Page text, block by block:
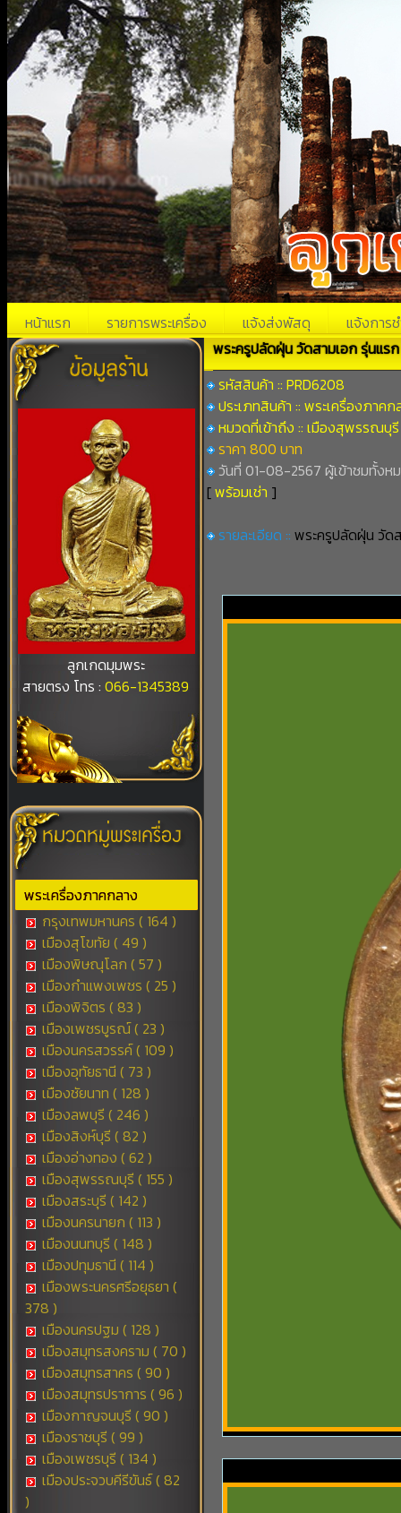
หน้าแรก รายการพระเครื่อง แจ้งส่งพัสดุ แจ้งการช
ลูกเกดมุมพระ
สายตรง โทร :066-1345389
พระเครื่องภาคกลาง
กรุงเทพมหานคร ( 164 )
เมืองสุโขทัย ( 49 )
เมืองพิษณุโลก ( 57 )
เมืองกำแพงเพชร ( 25 )
เมืองพิจิตร ( 83 )
เมืองเพชรบูรณ์ ( 23 )
เมืองนครสวรรค์ ( 109 )
เมืองอุทัยธานี ( 73 )
เมืองชัยนาท ( 128 )
เมืองลพบุรี ( 246 )
เมืองสิงห์บุรี ( 82 )
เมืองอ่างทอง ( 62 )
เมืองสุพรรณบุรี ( 155 )
เมืองสระบุรี ( 142 )
เมืองนครนายก ( 113 )
เมืองนนทบุรี ( 148 )
เมืองปทุมธานี ( 114 )
เมืองพระนครศรีอยุธยา (
378 )
เมืองนครปฐม ( 128 )
เมืองสมุทรสงคราม ( 70 )
เมืองสมุทรสาคร ( 90 )
เมืองสมุทรปราการ ( 96 )
เมืองกาญจนบุรี ( 90 )
เมืองราชบุรี ( 99 )
เมืองเพชรบุรี ( 134 )
เมืองประจวบคีรีขันธ์ ( 82
)
พระครูปลัดฝุ่น วัดสามเอก รุ่นแรก
รหัสสินค้า :: PRD6208
ประเภทสินค้า :: พระเครื่องภาคก
หมวดที่เข้าถึง :: เมืองสุพรรณบุรี
ราคา 800 บาท
วันที่ 01-08-2567 ผู้เข้าชมทั้งห
[พร้อมเช่า ]
รายละเอียด :: พระครูปลัดฝุ่น วัด